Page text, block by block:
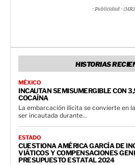
- Publicidad -
HISTORIAS
MÉXICO
INCAUTAN SEMISUMERGIBLE CON
COCAÍNA
La embarcación ilícita se convierte en
ser incautada durante...
ESTADO
CUESTIONA AMÉRICA GARCÍA DE
VIÁTICOS Y COMPENSACIONES
PRESUPUESTO ESTATAL 2024